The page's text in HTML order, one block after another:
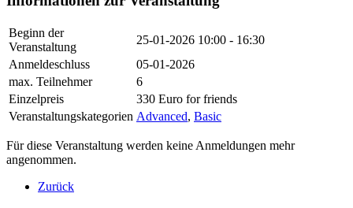
Beginn der
Veranstaltung
25-01-2026 10:00 - 16:30
Anmeldeschluss
05-01-2026
max. Teilnehmer
6
Einzelpreis
330 Euro for friends
Veranstaltungskategorien Advanced, Basic
Für diese Veranstaltung werden keine Anmeldungen mehr
angenommen.
Zurück